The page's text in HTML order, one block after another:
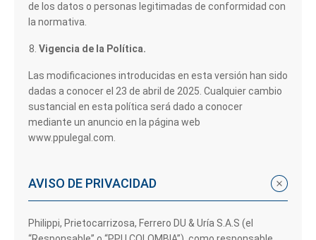
de los datos o personas legitimadas de conformidad con
la normativa.
Vigencia de la Política.
Las modificaciones introducidas en esta versión han sido
dadas a conocer el 23 de abril de 2025. Cualquier cambio
sustancial en esta política será dado a conocer
mediante un anuncio en la página web
www.ppulegal.com.
AVISO DE PRIVACIDAD
Philippi, Prietocarrizosa, Ferrero DU & Uría S.A.S (el